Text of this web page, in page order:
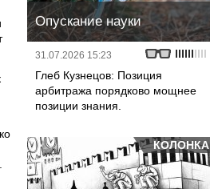
Опускание науки
31.07.2026 15:23
Глеб Кузнецов: Позиция
арбитража порядково мощнее
позиции знания.
КОЛОНКА